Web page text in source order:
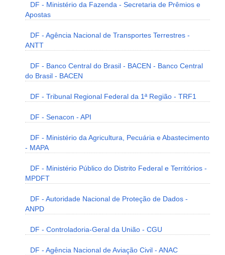
DF - Ministério da Fazenda - Secretaria de Prêmios e
Apostas
DF - Agência Nacional de Transportes Terrestres -
ANTT
DF - Banco Central do Brasil - BACEN - Banco Central
do Brasil - BACEN
DF - Tribunal Regional Federal da 1ª Região - TRF1
DF - Senacon - API
DF - Ministério da Agricultura, Pecuária e Abastecimento
- MAPA
DF - Ministério Público do Distrito Federal e Territórios -
MPDFT
DF - Autoridade Nacional de Proteção de Dados -
ANPD
DF - Controladoria-Geral da União - CGU
DF - Agência Nacional de Aviação Civil - ANAC